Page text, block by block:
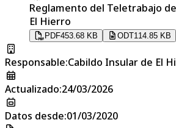
Reglamento del Teletrabajo
El Hierro
PDF453.68 KB ODT114.85 KB
Responsable:Cabildo Insular de El
Actualizado:24/03/2026
Datos desde:01/03/2020